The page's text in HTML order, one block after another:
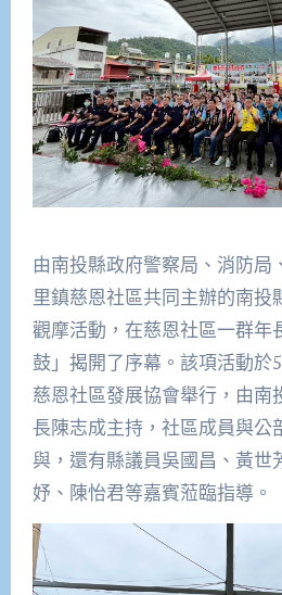
由南投縣政府警察局、消防局
里鎮慈恩社區共同主辦的南投
觀摩活動，在慈恩社區一群年
鼓」 揭開了序幕。 該項活動於
慈恩社區發展協會舉行， 由南
長陳志成主持， 社區成員與公
與，還有縣議員吳國昌、 黃世
妤、陳怡君等嘉賓蒞臨指導。